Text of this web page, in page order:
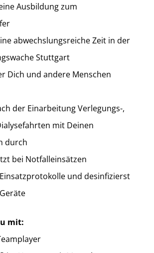
Ausbildung zum
abwechslungsreiche Zeit in der
Stuttgart
Dich und andere Menschen
der Einarbeitung Verlegungs-,
mit Deinen
durch
bei Notfalleinsätzen
und desinfizierst
mit: